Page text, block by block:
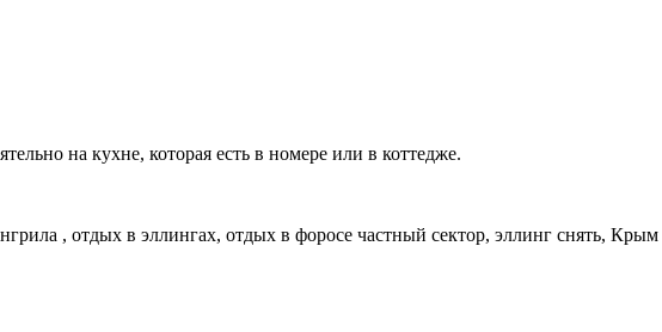
на кухне, которая есть в номере или в коттедже.
, отдых в эллингах, отдых в форосе частный сектор, эллинг снять,